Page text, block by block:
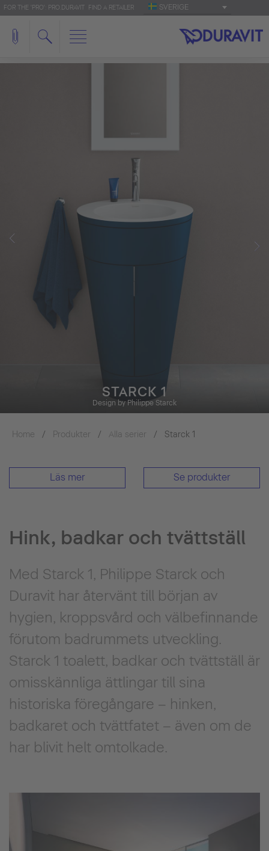
FOR THE 'PRO': PRO.DURAVIT FIND A RETAILER SVERIGE
STARCK 1
Design by Philippe Starck
Home Produkter Alla serier Starck 1
Läs mer Se produkter
Hink, badkar och tvättställ
Med Starck 1, Philippe Starck och
Duravit har återvänt till början av
hygien, kroppsvård och välbefinnande
förutom badrummets utveckling.
Starck 1 toalett, badkar och tvättställ är
omisskännliga ättlingar till sina
historiska föregångare – hinken,
badkaret och tvättfatet – även om de
har blivit helt omtolkade.